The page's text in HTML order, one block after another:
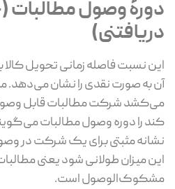
دورۀ وصول
دریافتنی)
این نسبت فاصله زمانی تحویل کالا
آن به صورت نقدی را نشان می‌دهد.
می‌کشد شرکت مطالبات قابل
کند را دوره وصول مطالبات
نشانه مثبتی برای یک شرکت در
این میزان طولانی شود یعنی
مشکوک‌الوصول است.